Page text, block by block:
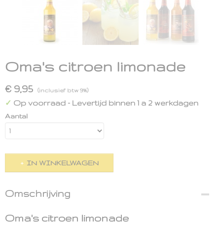
Oma's citroen limonade
€ 9,95 (inclusief btw 9%)
✓ Op voorraad - Levertijd binnen 1 a 2 werkdagen
Aantal
IN WINKELWAGEN
Omschrijving
Oma's citroen limonade